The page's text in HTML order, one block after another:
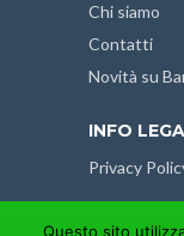
Chi siamo
Contatti
Novità su
INFO
Privacy
Questo sito